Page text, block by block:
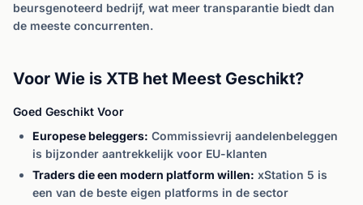
beursgenoteerd bedrijf, wat meer transparantie biedt dan
de meeste concurrenten.
Voor Wie is XTB het Meest Geschikt?
Goed Geschikt Voor
Europese beleggers: Commissievrij aandelenbeleggen
is bijzonder aantrekkelijk voor EU-klanten
Traders die een modern platform willen: xStation 5 is
een van de beste eigen platforms in de sector